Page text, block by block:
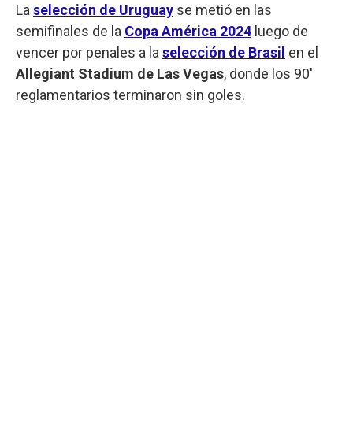
La selección de Uruguay se metió en las
semifinales de la Copa América 2024 luego de
vencer por penales a la selección de Brasil en el
Allegiant Stadium de Las Vegas, donde los 90'
reglamentarios terminaron sin goles.